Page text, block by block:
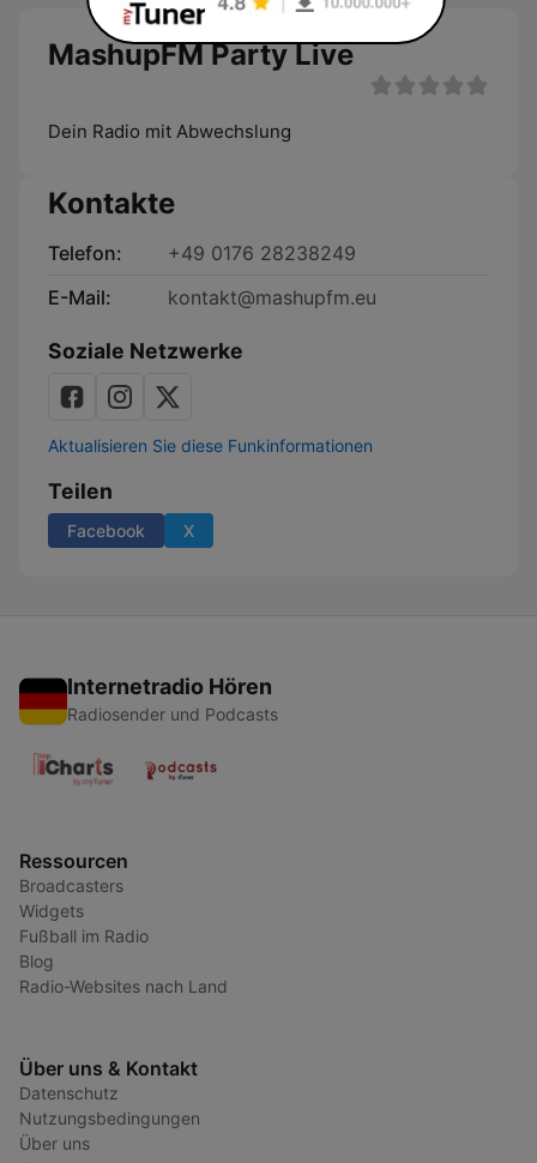
MashupFM Party Live
Dein Radio mit Abwechslung
Kontakte
Telefon:
+49 0176 28238249
E-Mail:
kontakt@mashupfm.eu
Soziale Netzwerke
Aktualisieren Sie diese Funkinformationen
Teilen
Facebook X
Internetradio Hören
Radiosender und Podcasts
Ressourcen
Broadcasters
Widgets
Fußball im Radio
Blog
Radio-Websites nach Land
Über uns & Kontakt
Datenschutz
Nutzungsbedingungen
Über uns